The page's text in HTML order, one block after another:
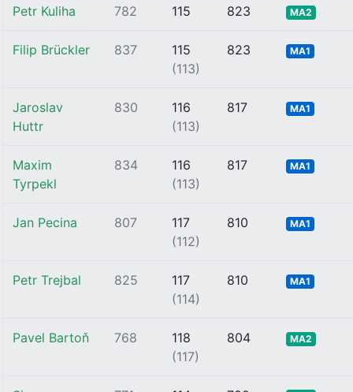
Petr Kuliha 782 115 823 MA2
Filip Brückler 837
115
(113)
823 MA1
Jaroslav
Huttr
830
116
(113)
817 MA1
Maxim
Tyrpekl
834
116
(113)
817 MA1
Jan Pecina 807
117
(112)
810 MA1
Petr Trejbal 825
117
(114)
810 MA1
Pavel Bartoň 768
118
(117)
804 MA2